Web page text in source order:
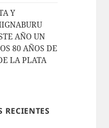
Y
AÑO UN
80 AÑOS DE
LA PLATA
RECIENTES